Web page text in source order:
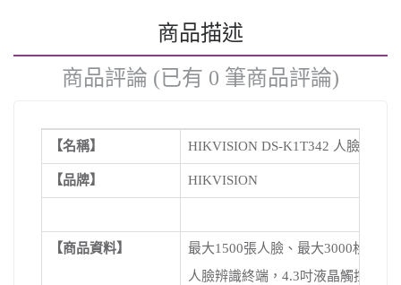
商品描述
商品評論 (已有 0 筆商品評論)
【名稱】 HIKVISION DS-K1T342 人臉識別
【品牌】 HIKVISION
【商品資料】
最大1500張人臉、最大3000枚指紋
人臉辨識終端，4.3吋液晶觸控屏